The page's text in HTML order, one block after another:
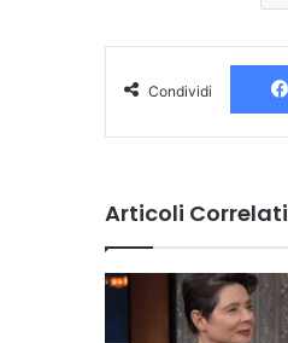
Condividi
Articoli Correlati